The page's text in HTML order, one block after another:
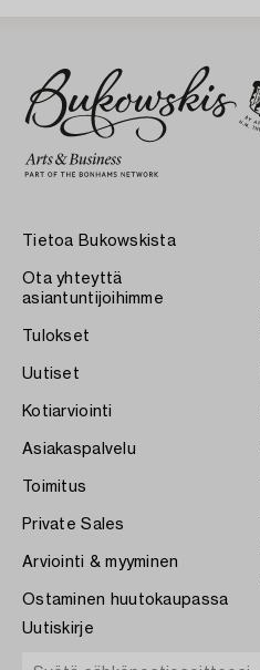
Tietoa Bukowskista
Ota yhteyttä
asiantuntijoihimme
Tulokset
Uutiset
Kotiarviointi
Asiakaspalvelu
Toimitus
Private Sales
Arviointi & myyminen
Ostaminen huutokaupassa
Uutiskirje